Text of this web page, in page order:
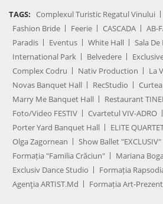
TAGS: Complexul Turistic Regatul Vinului
Fashion Bride
Feerie CASCADA AB-
Paradis
Eventus White Hall
Sala De
International Park
Belvedere
Complex Codru
Nativ Production
La
Novas Banquet Hall
RecStudio
Marry Me Banquet Hall
Restaurant
Foto/Video FESTIV
Cvartetul VIV-ADRO
Porter Yard Banquet Hall
ELITE
Olga Zagornean
Show Ballet "EXCLUSIV"
Formația "Familia Crăciun"
Mariana
Exclusiv Dance Studio
Formația
Agenţia ARTIST.md
Formația Art-Prezent